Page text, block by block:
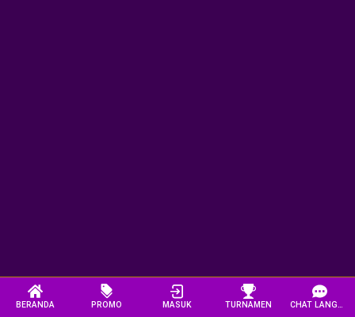
BERANDA PROMO MASUK TURNAMEN CHAT LANGSUNG